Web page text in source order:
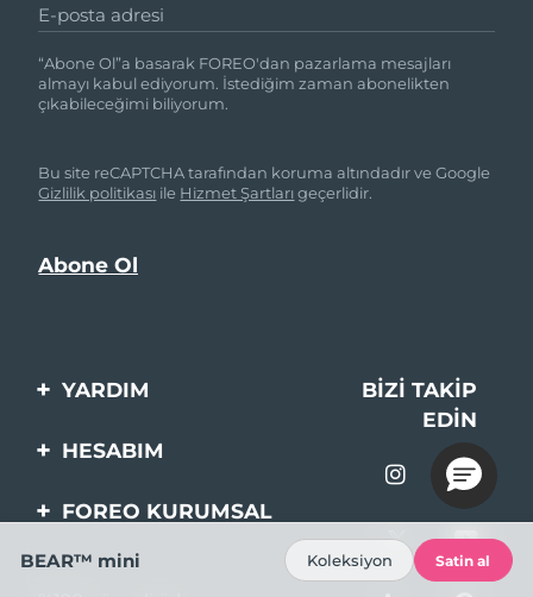
E-posta adresi
“Abone Ol”a basarak FOREO'dan pazarlama mesajları
almayı kabul ediyorum. İstediğim zaman abonelikten
çıkabileceğimi biliyorum.
Bu site reCAPTCHA tarafından koruma altındadır ve Google
Gizlilik politikası ile Hizmet Şartlarıgeçerlidir.
YARDIM
Bi̇zi̇mle İleti̇şi̇me Geçi̇n
Garanti̇ & İade
Sık Sorulan Sorular
BIZI TAKIP
EDIN
HESABIM
Ürün Kaydı
FOREO KURUMSAL
FOREO Hakkinda
BEAR™ mini Koleksiyon Satin al